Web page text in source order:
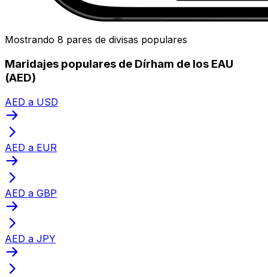
Mostrando 8 pares de divisas populares
Maridajes populares de Dírham de los EAU
(AED)
AED a USD
AED a EUR
AED a GBP
AED a JPY